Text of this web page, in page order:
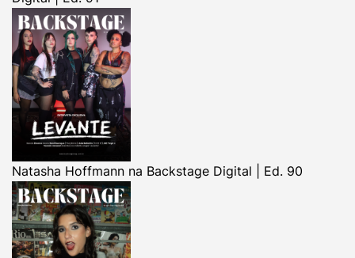
Natasha Hoffmann na Backstage Digital | Ed. 90